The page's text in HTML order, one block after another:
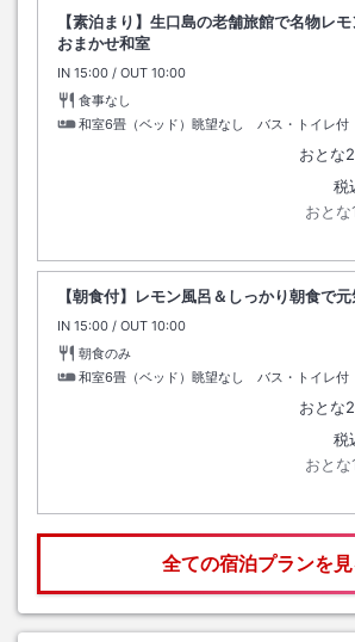
【素泊まり】生口島の老舗旅館で名物レ
おまかせ和室
IN チェックイン
15:00 / OUT チェックアウト
10:00
食事なし
和室6畳（ベッド）眺望なし バス・トイレ
おとな2
税
おとな
【朝食付】レモン風呂＆しっかり朝食で元
IN チェックイン
15:00 / OUT チェックアウト
10:00
朝食のみ
和室6畳（ベッド）眺望なし バス・トイレ
おとな2
税
おとな
全ての宿泊プランを